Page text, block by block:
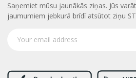
Saņemiet mūsu jaunākās ziņas. Jūs
jaumumiem jebkurā brīdī atsūtot ziņu